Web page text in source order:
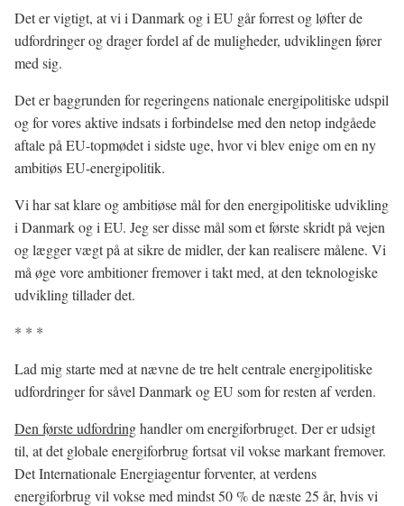
Det er vigtigt, at vi i Danmark og i EU går forrest og løfter de
udfordringer og drager fordel af de muligheder, udviklingen fører
med sig.
Det er baggrunden for regeringens nationale energipolitiske udspil
og for vores aktive indsats i forbindelse med den netop indgåede
aftale på EU-topmødet i sidste uge, hvor vi blev enige om en ny
ambitiøs EU-energipolitik.
Vi har sat klare og ambitiøse mål for den energipolitiske udvikling
i Danmark og i EU. Jeg ser disse mål som et første skridt på vejen
og lægger vægt på at sikre de midler, der kan realisere målene. Vi
må øge vore ambitioner fremover i takt med, at den teknologiske
udvikling tillader det.
* * *
Lad mig starte med at nævne de tre helt centrale energipolitiske
udfordringer for såvel Danmark og EU som for resten af verden.
Den første udfordringhandler om energiforbruget. Der er udsigt
til, at det globale energiforbrug fortsat vil vokse markant fremover.
Det Internationale Energiagentur forventer, at verdens
energiforbrug vil vokse med mindst 50 % de næste 25 år, hvis vi